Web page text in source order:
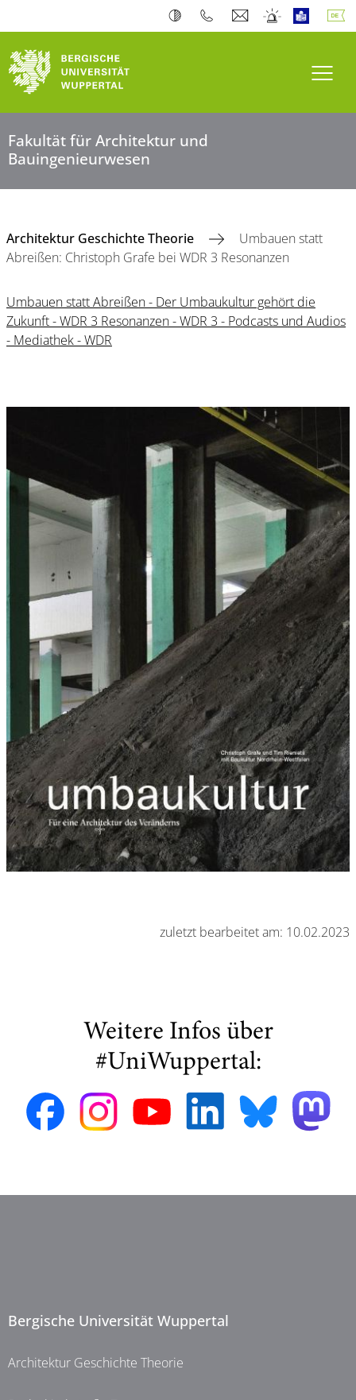
Fakultät für Architektur und
Bauingenieurwesen
Architektur Geschichte Theorie
Umbauen statt
Abreißen: Christoph Grafe bei WDR 3 Resonanzen
Umbauen statt Abreißen - Der Umbaukultur gehört die
Zukunft - WDR 3 Resonanzen - WDR 3 - Podcasts und Audios
- Mediathek - WDR
zuletzt bearbeitet am: 10.02.2023
Weitere Infos über
#UniWuppertal:
Bergische Universität Wuppertal
Architektur Geschichte Theorie